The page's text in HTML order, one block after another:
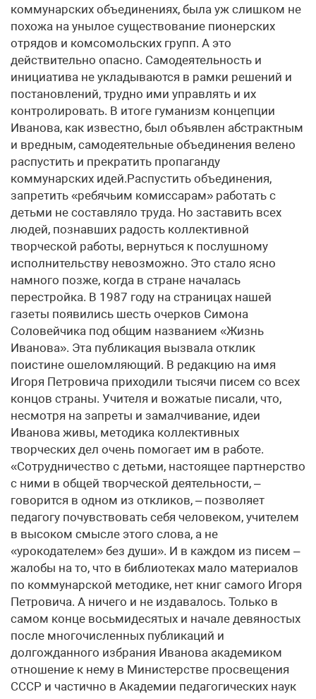
коммунарских объединениях, была уж слишком не
похожа на унылое существование пионерских
отрядов и комсомольских групп. А это
действительно опасно. Самодеятельность и
инициатива не укладываются в рамки решений и
постановлений, трудно ими управлять и их
контролировать. В итоге гуманизм концепции
Иванова, как известно, был объявлен абстрактным
и вредным, самодеятельные объединения велено
распустить и прекратить пропаганду
коммунарских идей.Распустить объединения,
запретить «ребячьим комиссарам» работать с
детьми не составляло труда. Но заставить всех
людей, познавших радость коллективной
творческой работы, вернуться к послушному
исполнительству невозможно. Это стало ясно
намного позже, когда в стране началась
перестройка. В 1987 году на страницах нашей
газеты появились шесть очерков Симона
Соловейчика под общим названием «Жизнь
Иванова». Эта публикация вызвала отклик
поистине ошеломляющий. В редакцию на имя
Игоря Петровича приходили тысячи писем со всех
концов страны. Учителя и вожатые писали, что,
несмотря на запреты и замалчивание, идеи
Иванова живы, методика коллективных
творческих дел очень помогает им в работе.
«Сотрудничество с детьми, настоящее партнерство
с ними в общей творческой деятельности, –
говорится в одном из откликов, – позволяет
педагогу почувствовать себя человеком, учителем
в высоком смысле этого слова, а не
«урокодателем» без души». И в каждом из писем –
жалобы на то, что в библиотеках мало материалов
по коммунарской методике, нет книг самого Игоря
Петровича. А ничего и не издавалось. Только в
самом конце восьмидесятых и начале девяностых
после многочисленных публикаций и
долгожданного избрания Иванова академиком
отношение к нему в Министерстве просвещения
СССР и частично в Академии педагогических наук